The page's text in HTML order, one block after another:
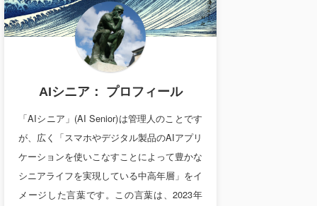
AIシニア： プロフィール
「AIシニア」(AI Senior)は管理人のことです
が、広く「スマホやデジタル製品のAIアプリ
ケーションを使いこなすことによって豊かな
シニアライフを実現している中高年層」をイ
メージした言葉です。この言葉は、2023年